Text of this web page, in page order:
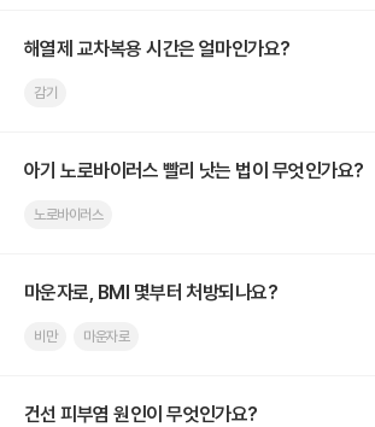
해열제 교차복용 시간은 얼마인가요?
감기
아기 노로바이러스 빨리 낫는 법이 무엇인가요?
노로바이러스
마운자로, BMI 몇부터 처방되나요?
비만 마운자로
건선 피부염 원인이 무엇인가요?